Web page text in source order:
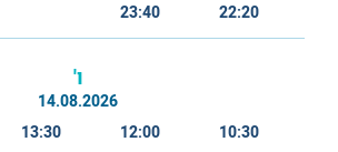
22:20
23:40
ו'
14.08.2026
10:30
12:00
13:30